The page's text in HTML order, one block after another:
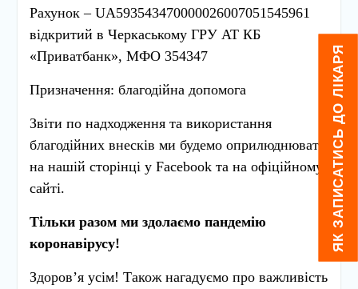
Рахунок – UA593543470000026007051545961
відкритий в Черкаському ГРУ АТ КБ
«Приватбанк», МФО 354347
Призначення: благодійна допомога
Звіти по надходження та використання
благодійних внесків ми будемо оприлюднювати
на нашій сторінці у Facebook та на офіційному
сайті.
Тільки разом ми здолаємо пандемію
коронавірусу!
Здоров’я усім! Також нагадуємо про важливість
ЯК ЗАПИСАТИСЬ ДО ЛІКАРЯ